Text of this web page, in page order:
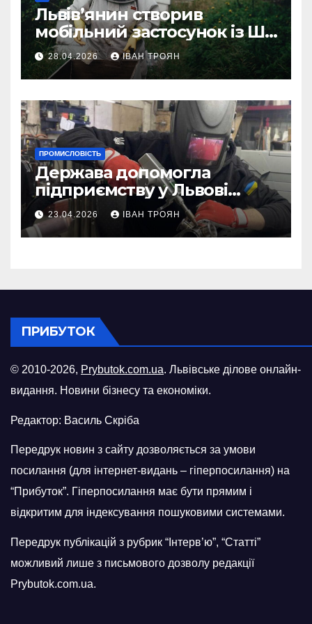
Львів’янин створив
мобільний застосунок із ШІ-
асистентом для бджолярів
28.04.2026 ІВАН ТРОЯН
ПРОМИСЛОВІСТЬ
Держава допомогла
підприємству у Львові
відновити виробничі
потужності після атаки
російського БПЛА
23.04.2026 ІВАН ТРОЯН
ПРИБУТОК
© 2010-2026, Prybutok.com.ua. Львівське ділове онлайн-
видання. Новини бізнесу та економіки.
Редактор: Василь Скріба
Передрук новин з сайту дозволяється за умови
посилання (для інтернет-видань – гіперпосилання) на
“Прибуток”. Гіперпосилання має бути прямим і
відкритим для індексування пошуковими системами.
Передрук публікацій з рубрик “Інтерв’ю”, “Статті”
можливий лише з письмового дозволу редакції
Prybutok.com.ua.